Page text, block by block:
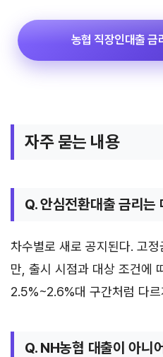
농협 직장인대출 금
자주 묻는 내용
Q. 안심전환대출 금리는
차수별로 새로 공지된다. 고
만, 출시 시점과 대상 조건에
2.5%~2.6%대 구간처럼 다
Q. NH농협 대출이 아니